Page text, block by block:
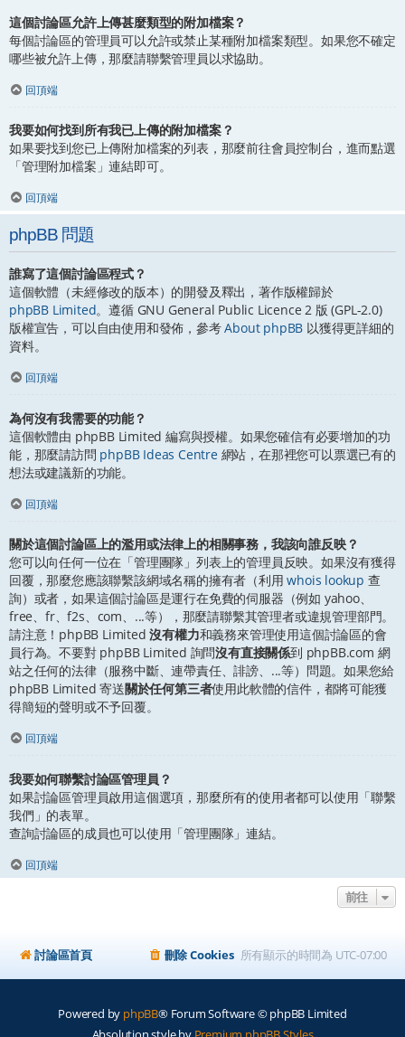
這個討論區允許上傳甚麼類型的附加檔案？
每個討論區的管理員可以允許或禁止某種附加檔案類型。如果您不確定
哪些被允許上傳，那麼請聯繫管理員以求協助。
回頂端
我要如何找到所有我已上傳的附加檔案？
如果要找到您已上傳附加檔案的列表，那麼前往會員控制台，進而點選
「管理附加檔案」連結即可。
回頂端
phpBB 問題
誰寫了這個討論區程式？
這個軟體（未經修改的版本）的開發及釋出，著作版權歸於
phpBB Limited。遵循 GNU General Public Licence 2 版 (GPL-2.0)
版權宣告，可以自由使用和發佈，參考About phpBB 以獲得更詳細的
資料。
回頂端
為何沒有我需要的功能？
這個軟體由 phpBB Limited 編寫與授權。如果您確信有必要增加的功
能，那麼請訪問 phpBB Ideas Centre網站，在那裡您可以票選已有的
想法或建議新的功能。
回頂端
關於這個討論區上的濫用或法律上的相關事務，我該向誰反映？
您可以向任何一位在「管理團隊」列表上的管理員反映。如果沒有獲得
回覆，那麼您應該聯繫該網域名稱的擁有者（利用whois lookup 查
詢）或者，如果這個討論區是運行在免費的伺服器（例如 yahoo、
free、fr、f2s、com、...等），那麼請聯繫其管理者或違規管理部門。
請注意！phpBB Limited沒有權力和義務來管理使用這個討論區的會
員行為。不要對 phpBB Limited 詢問沒有直接關係到 phpBB.com 網
站之任何的法律（服務中斷、連帶責任、誹謗、...等）問題。如果您給
phpBB Limited 寄送關於任何第三者使用此軟體的信件，都將可能獲
得簡短的聲明或不予回覆。
回頂端
我要如何聯繫討論區管理員？
如果討論區管理員啟用這個選項，那麼所有的使用者都可以使用「聯繫
我們」的表單。
查詢討論區的成員也可以使用「管理團隊」連結。
回頂端
前往
討論區首頁 所有顯示的時間為 UTC-07:00
刪除 Cookies
Powered by phpBB® Forum Software © phpBB Limited